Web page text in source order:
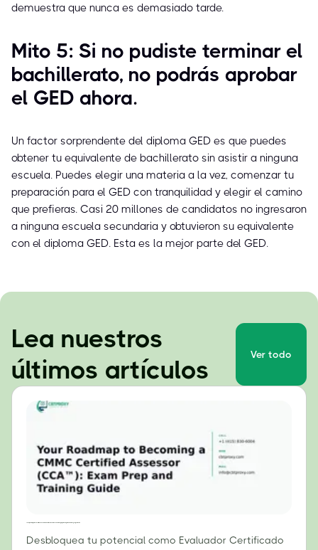
demuestra que nunca es demasiado tarde.
Mito 5: Si no pudiste terminar el
bachillerato, no podrás aprobar
el GED ahora.
Un factor sorprendente del diploma GED es que puedes
obtener tu equivalente de bachillerato sin asistir a ninguna
escuela. Puedes elegir una materia a la vez, comenzar tu
preparación para el GED con tranquilidad y elegir el camino
que prefieras. Casi 20 millones de candidatos no ingresaron
a ninguna escuela secundaria y obtuvieron su equivalente
con el diploma GED. Esta es la mejor parte del GED.
Lea nuestros
últimos artículos
Ver todo
Desbloquea tu potencial como Evaluador Certificado